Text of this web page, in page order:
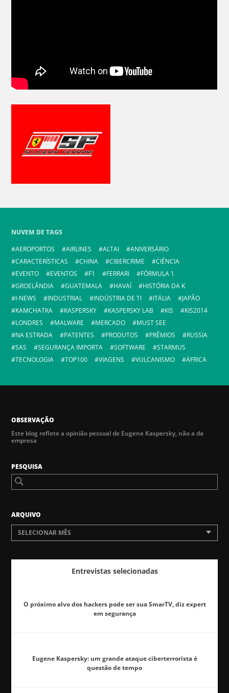
NUVEM DE TAGS
AEROPORTOS
AIRLINES ALTAI
ANIVERSÁRIO
CARACTERÍSTICAS
CHINA CIBERCRIME
CIÊNCIA
EVENTO
EVENTOS F1 FERRARI
FÓRMULA 1
GROELÂNDIA
GUATEMALA HAVAÍ
HISTÓRIA DA K
I-NEWS
INDUSTRIAL INDÚSTRIA DE TI ITÁLIA
JAPÃO
KAMCHATKA
KASPERSKY KASPERSKY LAB KIS
KIS2014
LONDRES
MALWARE MERCADO
MUST SEE
NA ESTRADA
PATENTES PRODUTOS PRÊMIOS
RUSSIA
SAS
SEGURANÇA IMPORTA SOFTWARE
STARMUS
TECNOLOGIA
TOP100 VIAGENS VULCANISMO ÁFRICA
OBSERVAÇÃO
Este blog reflete a opinião pessoal de Eugene Kaspersky, não a da
empresa
PESQUISA
ARQUIVO
SELECIONAR MÊS
Entrevistas selecionadas
O próximo alvo dos hackers pode ser sua SmarTV, diz expert
em segurança
Eugene Kaspersky: um grande ataque ciberterrorista é
questão de tempo